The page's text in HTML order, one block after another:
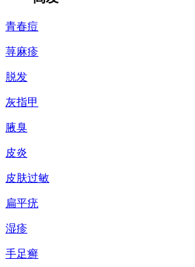
青春痘
荨麻疹
脱发
灰指甲
腋臭
皮炎
皮肤过敏
扁平疣
湿疹
手足癣